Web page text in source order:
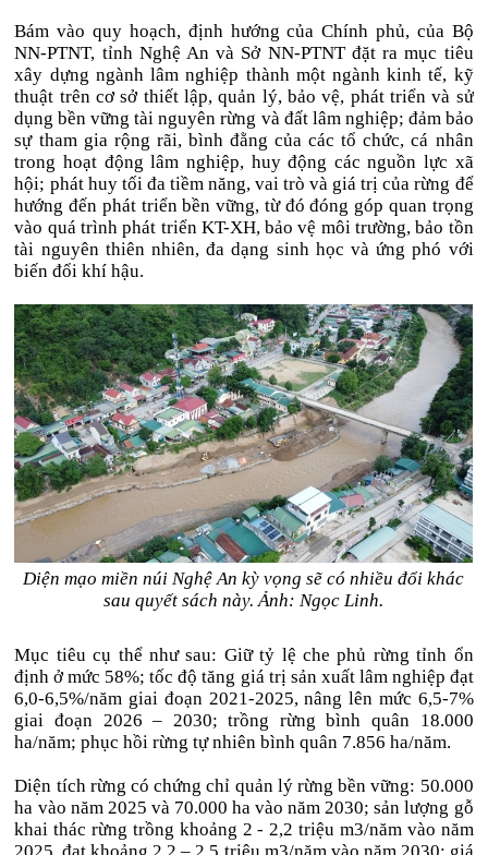
Bám vào quy hoạch, định hướng của Chính phủ, của Bộ
NN-PTNT, tỉnh Nghệ An và Sở NN-PTNT đặt ra mục tiêu
xây dựng ngành lâm nghiệp thành một ngành kinh tế, kỹ
thuật trên cơ sở thiết lập, quản lý, bảo vệ, phát triển và sử
dụng bền vững tài nguyên rừng và đất lâm nghiệp; đảm bảo
sự tham gia rộng rãi, bình đằng của các tổ chức, cá nhân
trong hoạt động lâm nghiệp, huy động các nguồn lực xã
hội; phát huy tối đa tiềm năng, vai trò và giá trị của rừng để
hướng đến phát triển bền vững, từ đó đóng góp quan trọng
vào quá trình phát triển KT-XH, bảo vệ môi trường, bảo tồn
tài nguyên thiên nhiên, đa dạng sinh học và ứng phó với
biến đổi khí hậu.
Diện mạo miền núi Nghệ An kỳ vọng sẽ có nhiều đổi khác
sau quyết sách này. Ảnh: Ngọc Linh.
Mục tiêu cụ thể như sau: Giữ tỷ lệ che phủ rừng tỉnh ổn
định ở mức 58%; tốc độ tăng giá trị sản xuất lâm nghiệp đạt
6,0-6,5%/năm giai đoạn 2021-2025, nâng lên mức 6,5-7%
giai đoạn 2026 – 2030; trồng rừng bình quân 18.000
ha/năm; phục hồi rừng tự nhiên bình quân 7.856 ha/năm.
Diện tích rừng có chứng chỉ quản lý rừng bền vững: 50.000
ha vào năm 2025 và 70.000 ha vào năm 2030; sản lượng gỗ
khai thác rừng trồng khoảng 2 - 2,2 triệu m3/năm vào năm